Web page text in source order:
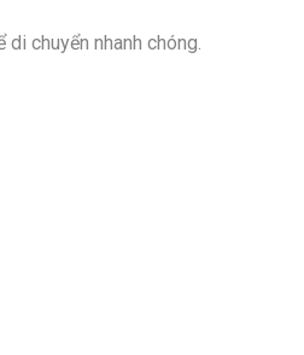
chuyển nhanh chóng.